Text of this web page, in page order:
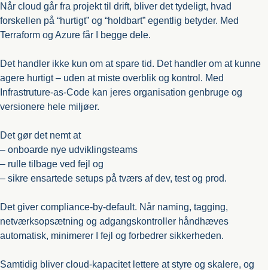
Når cloud går fra projekt til drift, bliver det tydeligt, hvad
forskellen på “hurtigt” og “holdbart” egentlig betyder. Med
Terraform og Azure får I begge dele.
Det handler ikke kun om at spare tid. Det handler om at kunne
agere hurtigt – uden at miste overblik og kontrol. Med
Infrastruture-as-Code kan jeres organisation genbruge og
versionere hele miljøer.
Det gør det nemt at
– onboarde nye udviklingsteams
– rulle tilbage ved fejl og
– sikre ensartede setups på tværs af dev, test og prod.
Det giver compliance-by-default. Når naming, tagging,
netværksopsætning og adgangskontroller håndhæves
automatisk, minimerer I fejl og forbedrer sikkerheden.
Samtidig bliver cloud-kapacitet lettere at styre og skalere, og